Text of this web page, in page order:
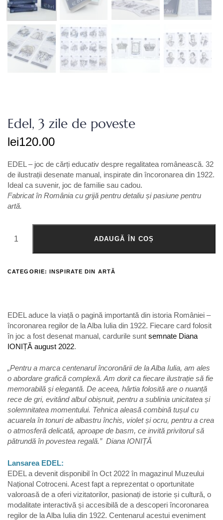
Edel, 3 zile de poveste
lei120.00
EDEL – joc de cărți educativ despre regalitatea românească. 32
de ilustrații desenate manual, inspirate din încoronarea din 1922.
Ideal ca suvenir, joc de familie sau cadou.
Fabricat în România cu grijă pentru detaliu și pasiune pentru
artă.
ADAUGĂ ÎN COȘ
CATEGORIE: INSPIRATE DIN ARTĂ
EDEL aduce la viață o pagină importantă din istoria României –
încoronarea regilor de la Alba Iulia din 1922. Fiecare card folosit
în joc a fost desenat manual, cardurile sunt semnate Diana
IONIȚĂ august 2022.
„Pentru a marca centenarul încoronării de la Alba Iulia, am ales
o abordare grafică complexă. Am dorit ca fiecare ilustrație să fie
memorabilă și elegantă. De aceea, hârtia folosită are o nuanță
rece de gri, evitând albul obișnuit, pentru a sublinia unicitatea și
solemnitatea momentului. Tehnica aleasă combină tușul cu
acuarela în tonuri de albastru închis, violet și ocru, pentru a crea
o atmosferă delicată, aproape de basm, ce invită privitorul să
pătrundă în povestea regală.” Diana IONIȚĂ
Lansarea EDEL:
EDEL a devenit disponibil în Oct 2022 în magazinul Muzeului
Național Cotroceni. Acest fapt a reprezentat o oportunitate
valoroasă de a oferi vizitatorilor, pasionați de istorie și cultură, o
modalitate interactivă și accesibilă de a descoperi încoronarea
regilor de la Alba Iulia din 1922. Centenarul acestui eveniment